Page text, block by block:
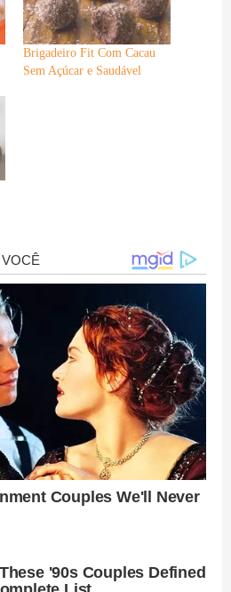
Brigadeiro Fit Com Cacau
Sem Açúcar e Saudável